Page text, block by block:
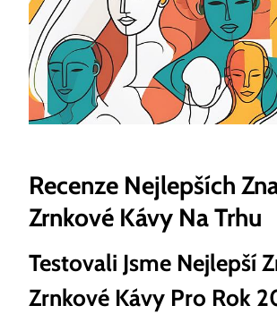
Recenze Nejlepších
Zrnkové Kávy Na Trhu
Testovali Jsme Nejlepší
Zrnkové Kávy Pro Rok